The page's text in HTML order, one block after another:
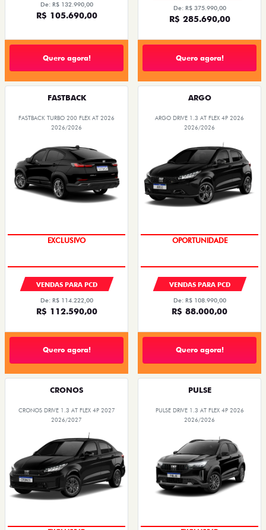
De: R$ 132.990,00
R$ 105.690,00
Quero agora!
De: R$ 375.990,00
R$ 285.690,00
Quero agora!
FASTBACK
FASTBACK TURBO 200 FLEX AT 2026
2026/2026
EXCLUSIVO
VENDAS PARA PCD
De: R$ 114.222,00
R$ 112.590,00
Quero agora!
ARGO
ARGO DRIVE 1.3 AT FLEX 4P 2026
2026/2026
OPORTUNIDADE
VENDAS PARA PCD
De: R$ 108.990,00
R$ 88.000,00
Quero agora!
CRONOS
CRONOS DRIVE 1.3 AT FLEX 4P 2027
2026/2027
PULSE
PULSE DRIVE 1.3 AT FLEX 4P 2026
2026/2026